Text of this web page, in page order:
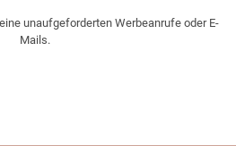
unaufgeforderten Werbeanrufe oder E-
Mails.